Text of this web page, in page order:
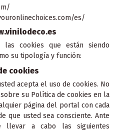
es/
las cookies que están siendo
su tipología y función:
cookies
acepta el uso de cookies. No
su Política de cookies en la
página del portal con cada
que usted sea consciente. Ante
llevar a cabo las siguientes